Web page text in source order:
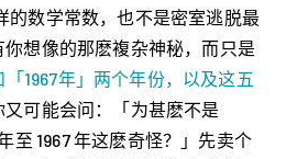
的数学常数，也不是密室逃脱最
想像的那麽複杂神秘，而只是
1967年」两个年份，以及这五
又可能会问：「为甚麽不是
至 1967 年这麽奇怪？」先卖个